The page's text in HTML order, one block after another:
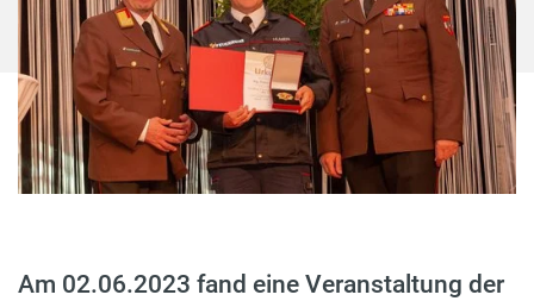
Am 02.06.2023 fand eine Veranstaltung der